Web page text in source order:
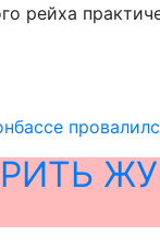
рейха